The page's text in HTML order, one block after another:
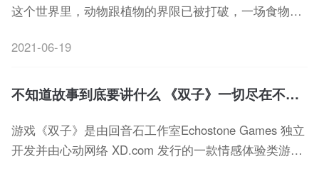
这个世界里，动物跟植物的界限已被打破，一场食物链
2021-06-19
不知道故事到底要讲什么 《双子》一切尽在不言中
游戏《双子》是由回音石工作室Echostone Games 独立
开发并由心动网络 XD.com 发行的一款情感体验类游